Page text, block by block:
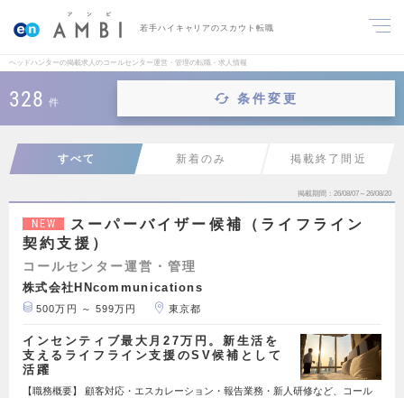
若手ハイキャリアのスカウト転職
ヘッドハンターの掲載求人のコールセンター運営・管理の転職・求人情報
328 件 条件変更
すべて 新着のみ 掲載終了間近
掲載期間 26/08/07～26/08/20
NEW
スーパーバイザー候補（ライフライン
契約支援）
コールセンター運営・管理
株式会社HNcommunications
500万円 ～ 599万円 東京都
インセンティブ最大月27万円。新生活を
支えるライフライン支援のSV候補として
活躍
【職務概要】 顧客対応・エスカレーション・報告業務・新人研修など、コール